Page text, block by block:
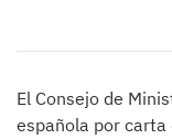
El Consejo de
española por carta